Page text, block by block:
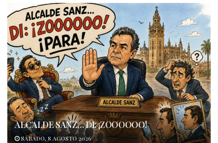
ALCALDE SANZ… DI: ¡ZOOOOOO!
SÁBADO, 8 AGOSTO 2026